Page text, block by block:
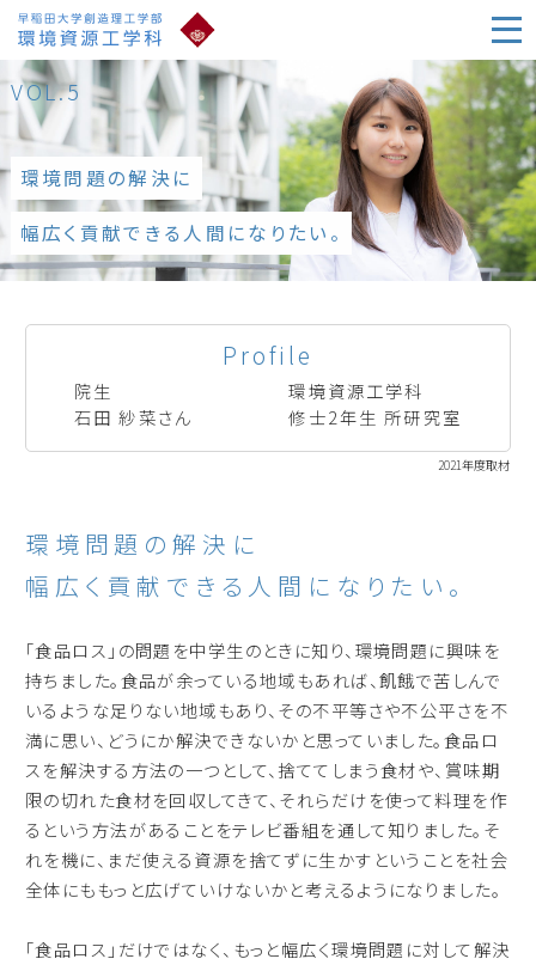
VOL.5
環境問題の解決に
幅広く貢献できる人間になりたい。
Profile
院生
石田 紗菜さん
環境資源工学科
修士2年生 所研究室
環境問題の解決に
幅広く貢献できる人間になりたい。
「食品ロス」の問題を中学生のときに知り、環境問題に興味を
持ちました。食品が余っている地域もあれば、飢餓で苦しんで
いるような足りない地域もあり、その不平等さや不公平さを不
満に思い、どうにか解決できないかと思っていました。食品ロ
スを解決する方法の一つとして、捨ててしまう食材や、賞味期
限の切れた食材を回収してきて、それらだけを使って料理を作
るという方法があることをテレビ番組を通して知りました。そ
れを機に、まだ使える資源を捨てずに生かすということを社会
全体にももっと広げていけないかと考えるようになりました。
「食品ロス」だけではなく、もっと幅広く環境問題に対して解決